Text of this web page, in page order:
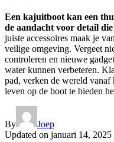
Een kajuitboot kan een
de aandacht voor detail
juiste accessoires maak je
veilige omgeving. Vergeet
controleren en nieuwe
water kunnen verbeteren.
pad, verken de wereld vanaf
leven op de boot te bieden
By
Joep
Updated on januari 14, 2025